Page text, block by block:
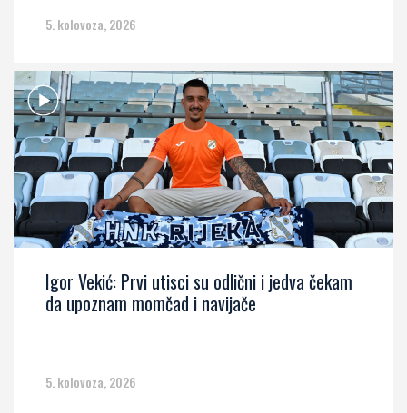
5. kolovoza, 2026
Igor Vekić: Prvi utisci su odlični i jedva čekam
da upoznam momčad i navijače
5. kolovoza, 2026